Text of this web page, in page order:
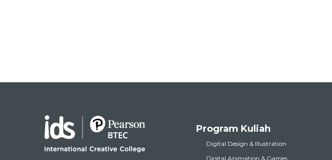
Program Kuliah
Digital Design & Illustration
Digital Animation & Games